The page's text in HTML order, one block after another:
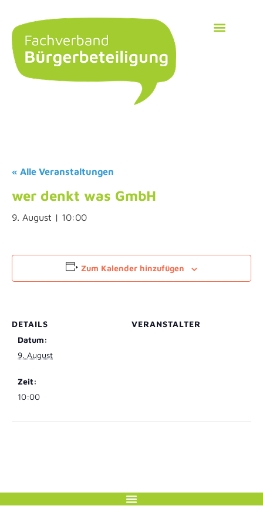
« Alle Veranstaltungen
wer denkt was GmbH
9. August | 10:00
Zum Kalender hinzufügen
DETAILS
Datum:
9. August
Zeit:
10:00
VERANSTALTER